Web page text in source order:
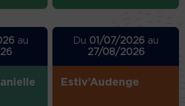
au
Du 01/07/2026 au
27/08/2026
Estiv’Audenge